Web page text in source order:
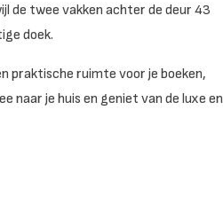
de twee vakken achter de deur 43
doek.
praktische ruimte voor je boeken,
naar je huis en geniet van de luxe en